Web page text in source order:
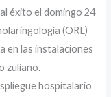
éxito el domingo 24
(ORL)
en las instalaciones
zuliano.
hospitalario